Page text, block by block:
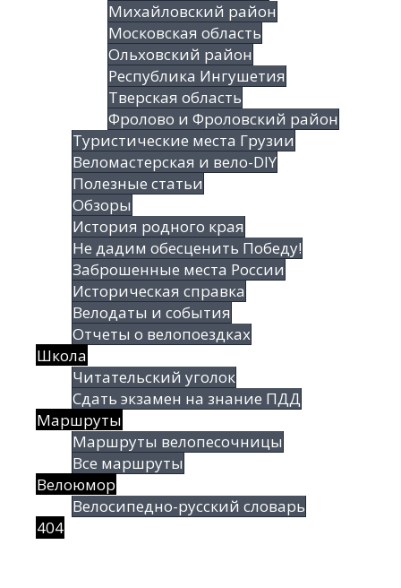
Михайловский район
Московская область
Ольховский район
Республика Ингушетия
Тверская область
Фролово и Фроловский район
Туристические места Грузии
Веломастерская и вело-DIY
Полезные статьи
Обзоры
История родного края
Не дадим обесценить Победу!
Заброшенные места России
Историческая справка
Велодаты и события
Отчеты о велопоездках
Школа
Читательский уголок
Сдать экзамен на знание ПДД
Маршруты
Маршруты велопесочницы
Все маршруты
Велоюмор
Велосипедно-русский словарь
404